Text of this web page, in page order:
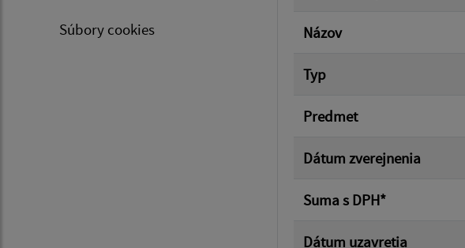
Súbory cookies Názov
Typ
Predmet
Dátum zverejnenia
Suma s DPH*
Dátum uzavretia